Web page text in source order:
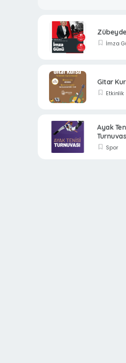
İmza
Gitar
Etkinlik
Ayak
Spor